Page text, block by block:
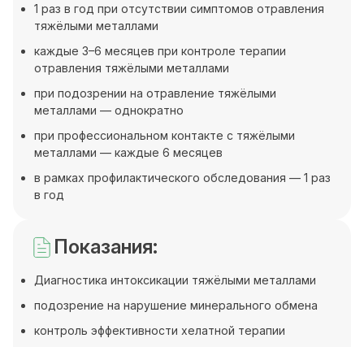
1 раз в год при отсутствии симптомов отравления
тяжёлыми металлами
каждые 3–6 месяцев при контроле терапии
отравления тяжёлыми металлами
при подозрении на отравление тяжёлыми
металлами — однократно
при профессиональном контакте с тяжёлыми
металлами — каждые 6 месяцев
в рамках профилактического обследования — 1 раз
в год
Показания:
Диагностика интоксикации тяжёлыми металлами
подозрение на нарушение минерального обмена
контроль эффективности хелатной терапии